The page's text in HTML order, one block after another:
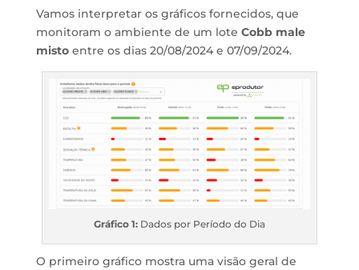
Vamos interpretar os gráficos fornecidos, que
monitoram o ambiente de um lote Cobb male
mistoentre os dias 20/08/2024 e 07/09/2024.
Gráfico 1:Dados por Período do Dia
O primeiro gráfico mostra uma visão geral de